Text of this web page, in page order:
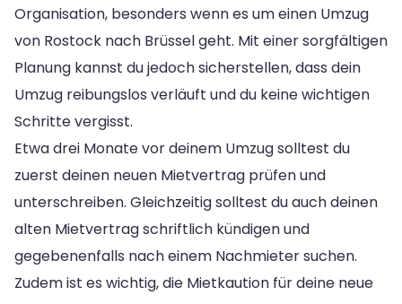
Organisation, besonders wenn es um einen Umzug
von Rostock nach Brüssel geht. Mit einer sorgfältigen
Planung kannst du jedoch sicherstellen, dass dein
Umzug reibungslos verläuft und du keine wichtigen
Schritte vergisst.
Etwa drei Monate vor deinem Umzug solltest du
zuerst deinen neuen Mietvertrag prüfen und
unterschreiben. Gleichzeitig solltest du auch deinen
alten Mietvertrag schriftlich kündigen und
gegebenenfalls nach einem Nachmieter suchen.
Zudem ist es wichtig, die Mietkaution für deine neue